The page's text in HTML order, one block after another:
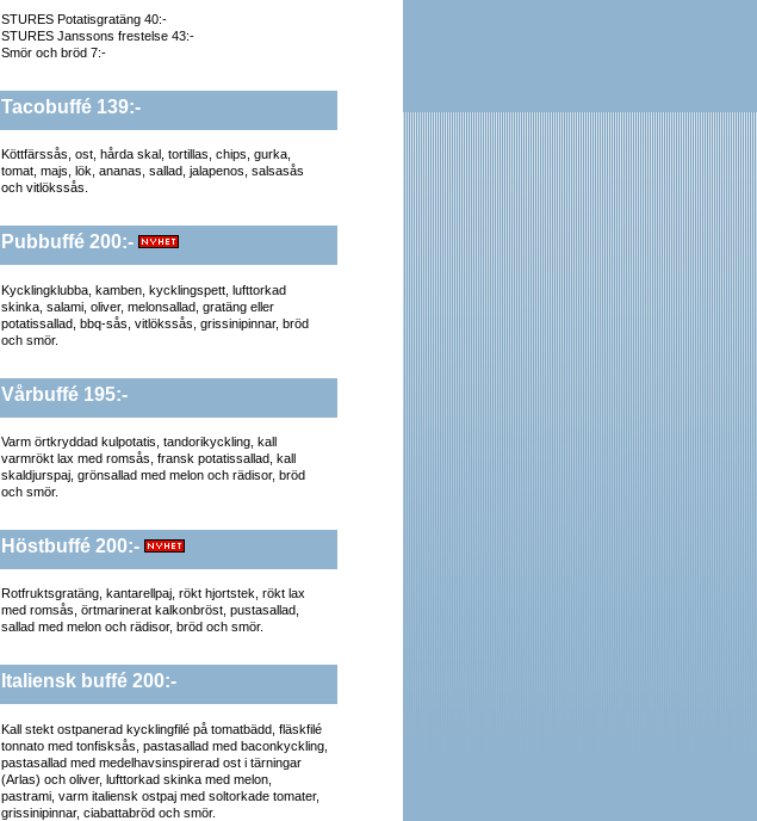
STURES Potatisgratäng 40:-
STURES Janssons frestelse 43:-
Smör och bröd 7:-
Tacobuffé 139:-
Köttfärssås, ost, hårda skal, tortillas, chips, gurka,
tomat, majs, lök, ananas, sallad, jalapenos, salsasås
och vitlökssås.
Pubbuffé 200:-
Kycklingklubba, kamben, kycklingspett, lufttorkad
skinka, salami, oliver, melonsallad, gratäng eller
potatissallad, bbq-sås, vitlökssås, grissinipinnar, bröd
och smör.
Vårbuffé 195:-
Varm örtkryddad kulpotatis, tandorikyckling, kall
varmrökt lax med romsås, fransk potatissallad, kall
skaldjurspaj, grönsallad med melon och rädisor, bröd
och smör.
Höstbuffé 200:-
Rotfruktsgratäng, kantarellpaj, rökt hjortstek, rökt lax
med romsås, örtmarinerat kalkonbröst, pustasallad,
sallad med melon och rädisor, bröd och smör.
Italiensk buffé 200:-
Kall stekt ostpanerad kycklingfilé på tomatbädd, fläskfilé
tonnato med tonfisksås, pastasallad med baconkyckling,
pastasallad med medelhavsinspirerad ost i tärningar
(Arlas) och oliver, lufttorkad skinka med melon,
pastrami, varm italiensk ostpaj med soltorkade tomater,
grissinipinnar, ciabattabröd och smör.